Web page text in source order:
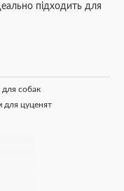
підходить для
собак
для цуценят